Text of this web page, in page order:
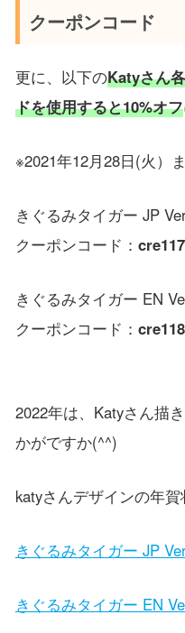
クーポンコード
更に、以下のKatyさん
ドを使用すると10%オフ
※2021年12月28日(火）
きぐるみタイガー JP
クーポンコード：
きぐるみタイガー EN
クーポンコード：
2022年は、Katyさん描
かがですか(^^)
katyさんデザインの年
きぐるみタイガー JP
きぐるみタイガー EN